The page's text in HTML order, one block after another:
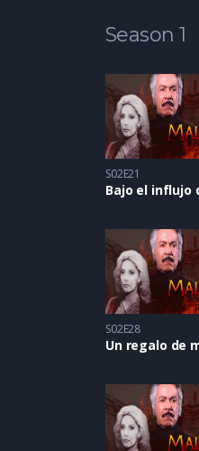
Season 1
S02E21
Bajo el influjo
S02E28
Un regalo de